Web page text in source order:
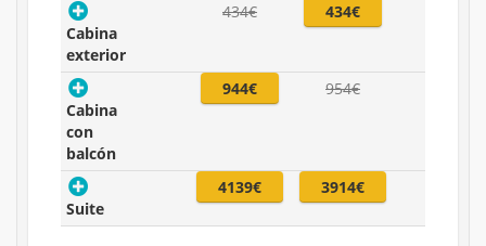
Cabina
exterior
434€ 434€
Cabina
con
balcón
944€ 954€
Suite
4139€ 3914€